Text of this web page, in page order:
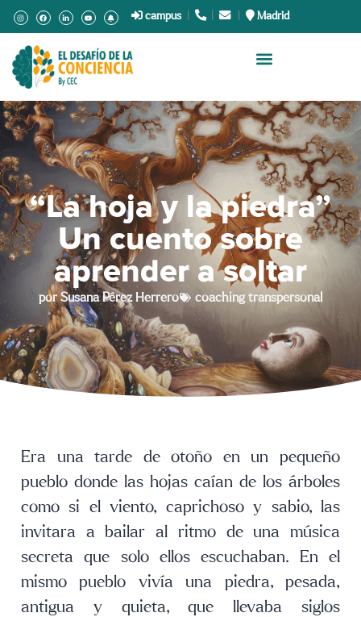
campus| . | | Madrid
“La hoja y la piedra”
Un cuento sobre
aprender a soltar
porSusana Pérez Herrero coaching transpersonal
Era una tarde de otoño en un pequeño
pueblo donde las hojas caían de los árboles
como si el viento, caprichoso y sabio, las
invitara a bailar al ritmo de una música
secreta que solo ellos escuchaban. En el
mismo pueblo vivía una piedra, pesada,
antigua y quieta, que llevaba siglos